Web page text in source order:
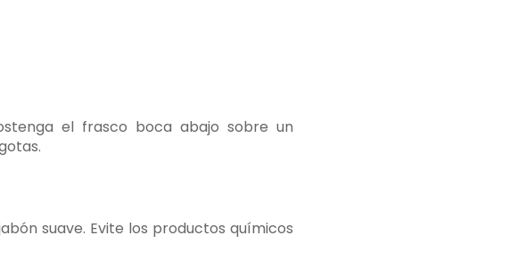
el frasco boca abajo sobre un
suave. Evite los productos químicos